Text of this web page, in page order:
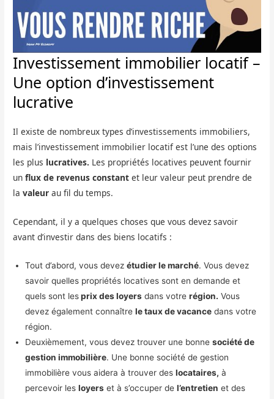
Investissement immobilier locatif –
Une option d’investissement
lucrative
Il existe de nombreux types d’investissements immobiliers,
mais l’investissement immobilier locatif est l’une des options
les plus lucratives. Les propriétés locatives peuvent fournir
unflux de revenus constant et leur valeur peut prendre de
lavaleur au fil du temps.
Cependant, il y a quelques choses que vous devez savoir
avant d’investir dans des biens locatifs :
Tout d’abord, vous devezétudier le marché. Vous devez
savoir quelles propriétés locatives sont en demande et
quels sont lesprix des loyers dans votrerégion. Vous
devez également connaîtrele taux de vacance dans votre
région.
Deuxièmement, vous devez trouver une bonnesociété de
gestion immobilière. Une bonne société de gestion
immobilière vous aidera à trouver deslocataires, à
percevoir lesloyers et à s’occuper del’entretien et des